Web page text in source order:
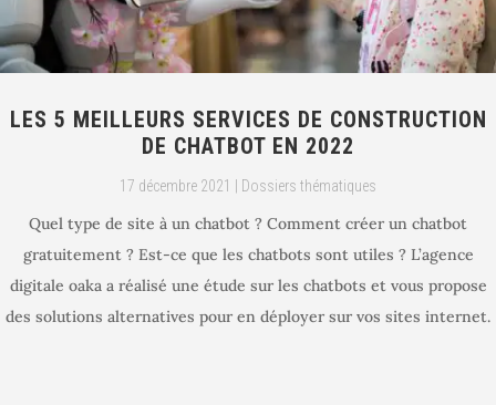
LES 5 MEILLEURS SERVICES DE CONSTRUCTION
DE CHATBOT EN 2022
17 décembre 2021 Dossiers thématiques
Quel type de site à un chatbot ? Comment créer un chatbot
gratuitement ? Est-ce que les chatbots sont utiles ? L’agence
digitale oaka a réalisé une étude sur les chatbots et vous propose
des solutions alternatives pour en déployer sur vos sites internet.